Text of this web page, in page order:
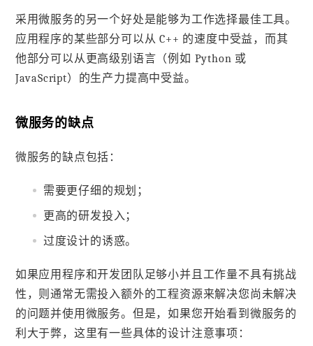
采用微服务的另一个好处是能够为工作选择最佳工具。
应用程序的某些部分可以从 C++ 的速度中受益，而其
他部分可以从更高级别语言（例如 Python 或
JavaScript）的生产力提高中受益。
微服务的缺点
微服务的缺点包括：
需要更仔细的规划；
更高的研发投入；
过度设计的诱惑。
如果应用程序和开发团队足够小并且工作量不具有挑战
性，则通常无需投入额外的工程资源来解决您尚未解决
的问题并使用微服务。但是，如果您开始看到微服务的
利大于弊，这里有一些具体的设计注意事项：